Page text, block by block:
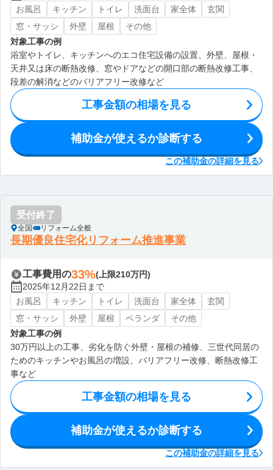
お風呂
キッチン トイレ 洗面台 家全体
玄関
窓・サッシ
外壁 屋根
その他
対象工事の例
浴室やトイレ、キッチンへのエコ住宅設備の設置、外壁、屋根・
天井又は床の断熱改修、窓やドアなどの開口部の断熱改修工事、
段差の解消などのバリアフリー改修など
工事金額の相場を見る
補助金が使えるか診断する
この補助金の詳細を見る
受付終了
全国 リフォーム全般
長期優良住宅化リフォーム推進事業
工事費用の33%(上限210万円)
2025年12月22日まで
お風呂
キッチン トイレ 洗面台 家全体
玄関
窓・サッシ
外壁 屋根 ベランダ
その他
対象工事の例
30万円以上の工事、劣化を防ぐ外壁・屋根の補修、三世代同居の
ためのキッチンやお風呂の増設、バリアフリー改修、断熱改修工
事など
工事金額の相場を見る
補助金が使えるか診断する
この補助金の詳細を見る